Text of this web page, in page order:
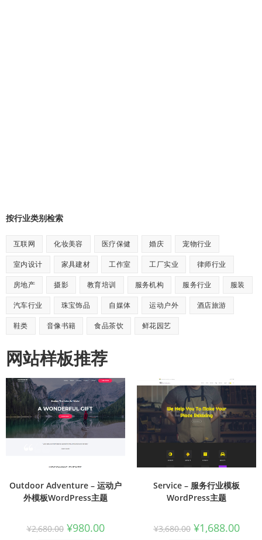
按行业类别检索
互联网 化妆美容 医疗保健 婚庆 宠物行业
室内设计 家具建材 工作室 工厂实业 律师行业
房地产 摄影 教育培训 服务机构 服务行业 服装
汽车行业 珠宝饰品 自媒体 运动户外 酒店旅游
鞋类 音像书籍 食品茶饮 鲜花园艺
网站样板推荐
Outdoor Adventure – 运动户
外模板WordPress主题
¥2,680.00 ¥980.00
Service – 服务行业模板
WordPress主题
¥3,680.00 ¥1,688.00